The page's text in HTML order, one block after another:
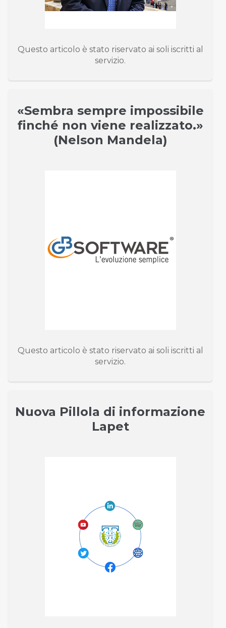
Questo articolo è stato riservato ai soli iscritti al
servizio.
«Sembra sempre impossibile
finché non viene realizzato.»
(Nelson Mandela)
Questo articolo è stato riservato ai soli iscritti al
servizio.
Nuova Pillola di informazione
Lapet